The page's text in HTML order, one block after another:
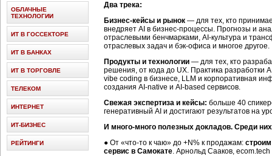
Два трека:
Бизнес-кейсы и рынок — для тех, кто
внедряет AI в бизнес-процессы. Прогнозы и
отраслевыми бенчмарками, AI-культура и
отраслевых задач и бэк-офиса и многое другое.
Продукты и технологии — для тех, кто
решения, от кода до UX. Практика разработки
vibe coding в бизнесе, LLM и корпоративная
создания AI-native и AI-based сервисов.
Свежая экспертиза и кейсы: больше 40
генеративный AI и достигают результатов на
И много-много полезных докладов. Среди
● От «что-то к чаю» до +N% к продажам:
сервис в Самокате. Арнольд Сааков, ecom.tech
ОБЛАЧНЫЕ
ТЕХНОЛОГИИ
ИТ В ГОССЕКТОРЕ
ИТ В БАНКАХ
ИТ В ТОРГОВЛЕ
ТЕЛЕКОМ
ИНТЕРНЕТ
ИТ-БИЗНЕС
РЕЙТИНГИ